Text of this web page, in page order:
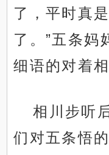
了，平时真
了。”五条妈
细语的对着
相川步听
们对五条悟